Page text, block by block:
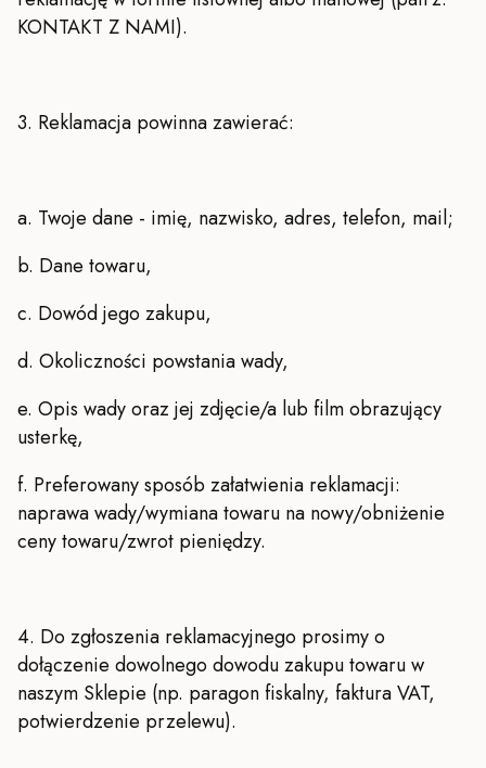
KONTAKT Z NAMI).
3. Reklamacja powinna zawierać:
a. Twoje dane - imię, nazwisko, adres, telefon, mail;
b. Dane towaru,
c. Dowód jego zakupu,
d. Okoliczności powstania wady,
e. Opis wady oraz jej zdjęcie/a lub film obrazujący
usterkę,
f. Preferowany sposób załatwienia reklamacji:
naprawa wady/wymiana towaru na nowy/obniżenie
ceny towaru/zwrot pieniędzy.
4. Do zgłoszenia reklamacyjnego prosimy o
dołączenie dowolnego dowodu zakupu towaru w
naszym Sklepie (np. paragon fiskalny, faktura VAT,
potwierdzenie przelewu).